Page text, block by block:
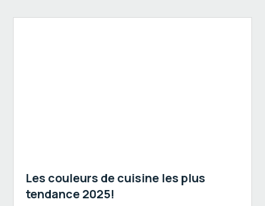
Les couleurs de cuisine les plus
tendance 2025!